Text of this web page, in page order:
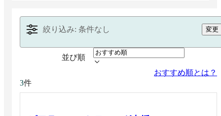
絞り込み: 条件なし 変更
3件
おすすめ順とは？
並び順